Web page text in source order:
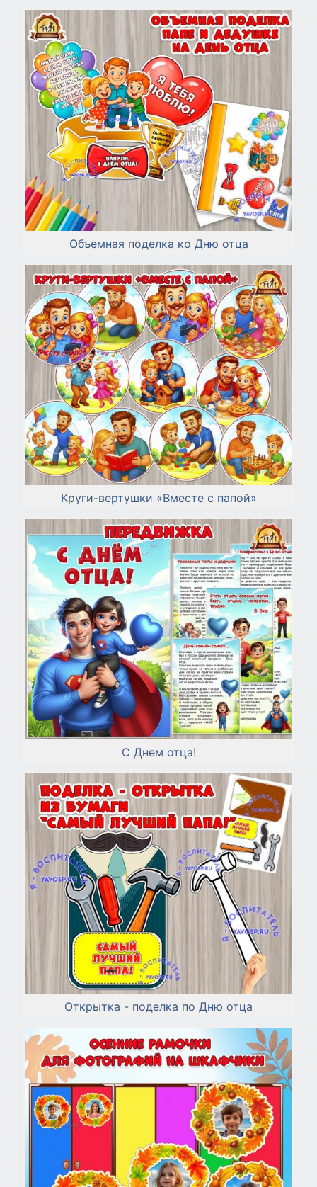
Объемная поделка ко Дню отца
Круги-вертушки «Вместе с папой»
С Днем отца!
Открытка - поделка по Дню отца